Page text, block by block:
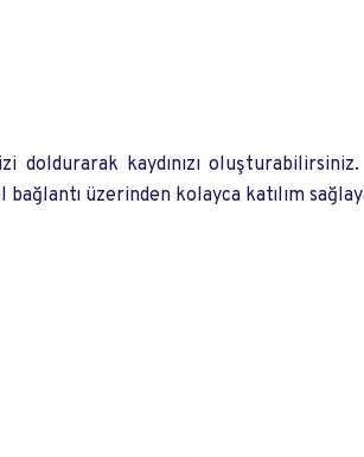
doldurarak kaydınızı oluşturabilirsiniz.
üzerinden kolayca katılım